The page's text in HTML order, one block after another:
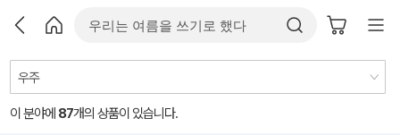
이 분야에 87개의 상품이 있습니다.